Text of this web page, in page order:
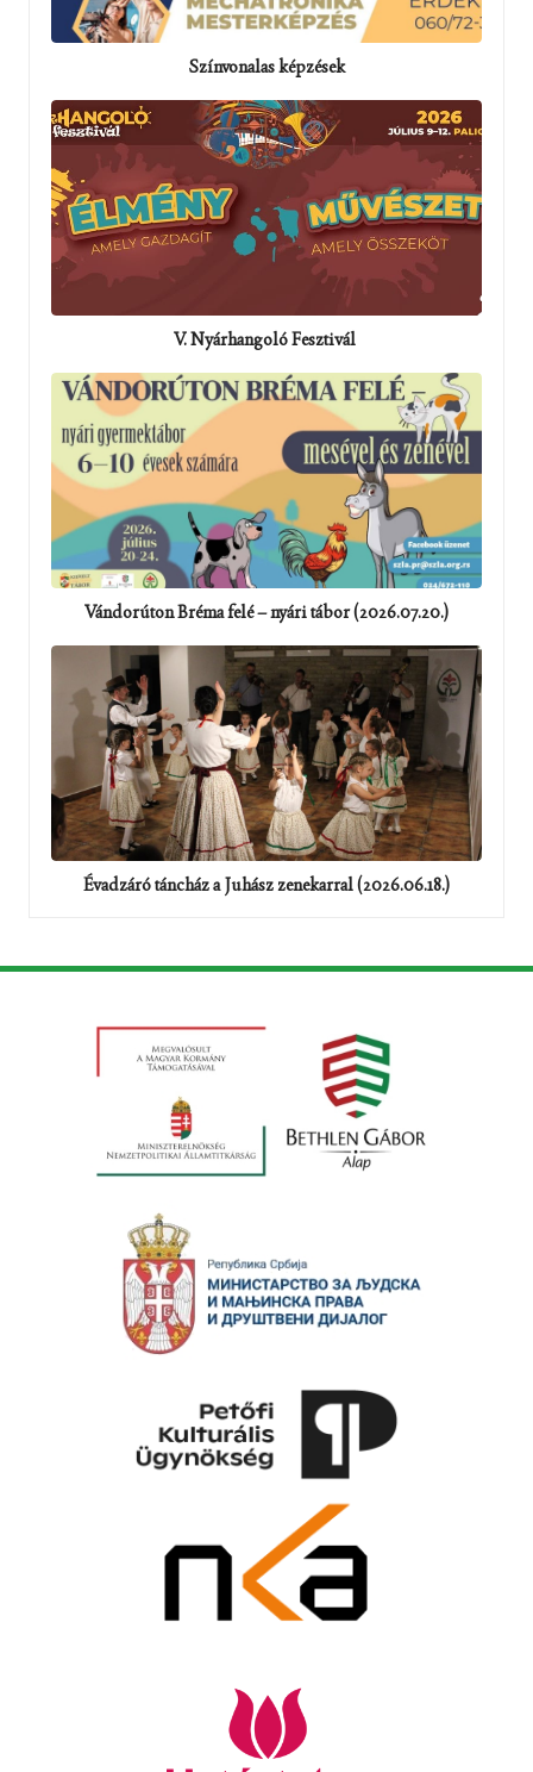
Színvonalas képzések
V. Nyárhangoló Fesztivál
Vándorúton Bréma felé – nyári tábor (2026.07.20.)
Évadzáró táncház a Juhász zenekarral (2026.06.18.)